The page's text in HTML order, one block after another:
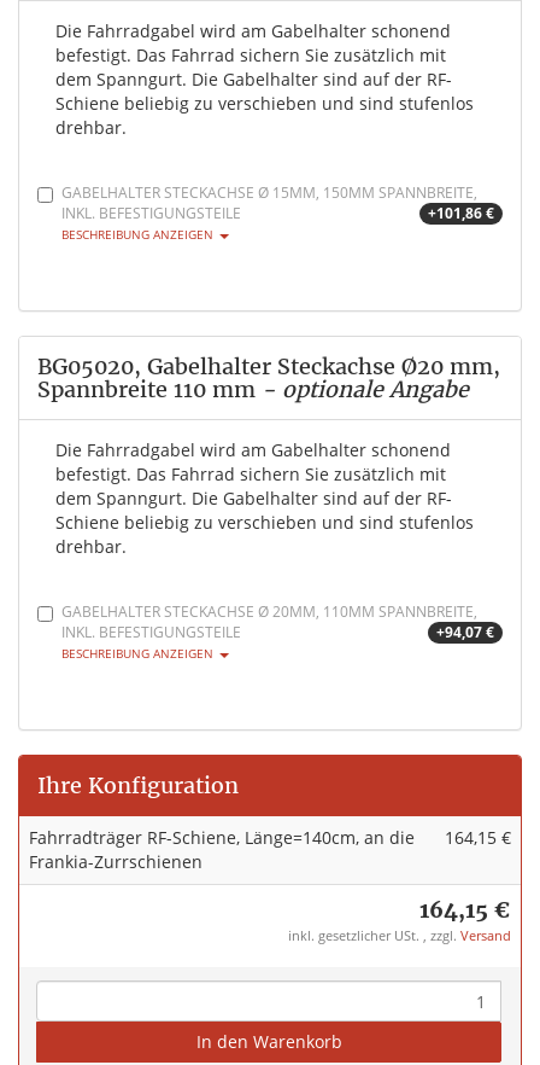
Die Fahrradgabel wird am Gabelhalter schonend
befestigt. Das Fahrrad sichern Sie zusätzlich mit
dem Spanngurt. Die Gabelhalter sind auf der RF-
Schiene beliebig zu verschieben und sind stufenlos
drehbar.
GABELHALTER STECKACHSE Ø 15MM, 150MM SPANNBREITE,
INKL. BEFESTIGUNGSTEILE
+101,86 €
BESCHREIBUNG ANZEIGEN
BG05020, Gabelhalter Steckachse Ø20 mm,
Spannbreite 110 mm - optionale Angabe
Die Fahrradgabel wird am Gabelhalter schonend
befestigt. Das Fahrrad sichern Sie zusätzlich mit
dem Spanngurt. Die Gabelhalter sind auf der RF-
Schiene beliebig zu verschieben und sind stufenlos
drehbar.
GABELHALTER STECKACHSE Ø 20MM, 110MM SPANNBREITE,
INKL. BEFESTIGUNGSTEILE
+94,07 €
BESCHREIBUNG ANZEIGEN
Ihre Konfiguration
Fahrradträger RF-Schiene, Länge=140cm, an die
Frankia-Zurrschienen
164,15 €
164,15 €
inkl. gesetzlicher USt. , zzgl. Versand
In den Warenkorb